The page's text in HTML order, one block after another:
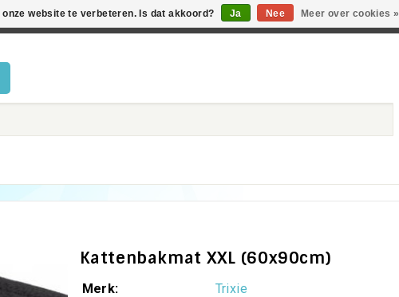
Kattenbakmat XXL (60x90cm)
Merk:
Trixie
website te verbeteren. Is dat akkoord? Ja Nee Meer over cookies »
katten • Kennis van kattengedrag • Snelle levering • Beste service